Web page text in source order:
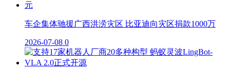
车企集体驰援广西洪涝灾区 比亚迪向灾区捐款1000万
2026-07-08 0